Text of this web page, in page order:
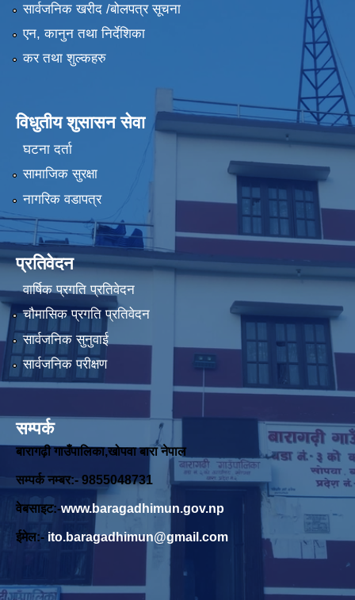
सार्वजनिक खरीद /बोलपत्र सूचना
एन, कानुन तथा निर्देशिका
कर तथा शुल्कहरु
विधुतीय शुसासन सेवा
घटना दर्ता
सामाजिक सुरक्षा
नागरिक वडापत्र
प्रतिवेदन
वार्षिक प्रगति प्रतिवेदन
चौमासिक प्रगति प्रतिवेदन
सार्वजनिक सुनुवाई
सार्वजनिक परीक्षण
सम्पर्क
बारागढ़ी गाउँपालिका,खोपवा बारा नेपाल
सम्पर्क नम्बर:- 9855048731
वेबसाइट:-www.baragadhimun.gov.np
ईमेल:- ito.baragadhimun@gmail.com